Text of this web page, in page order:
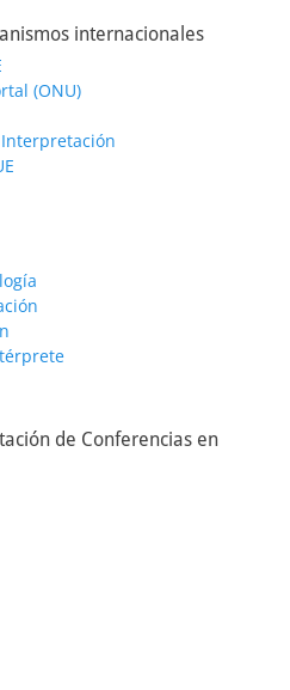
internacionales
(ONU)
de Conferencias en